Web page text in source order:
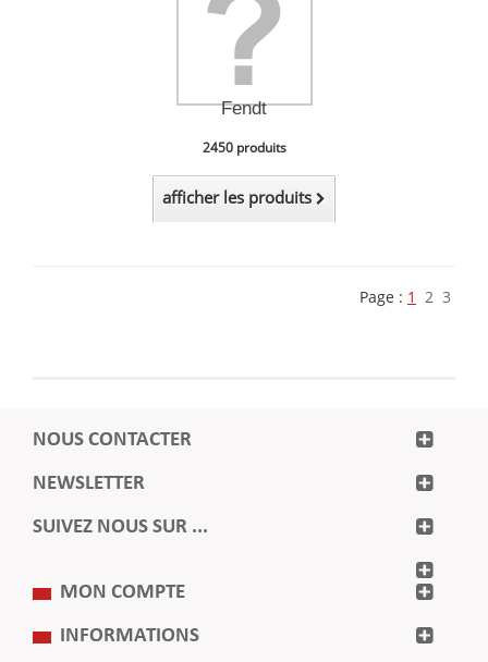
Fendt
2450 produits
afficher les produits
Page : 1 2 3
NOUS CONTACTER
NEWSLETTER
SUIVEZ NOUS SUR ...
MON COMPTE
INFORMATIONS